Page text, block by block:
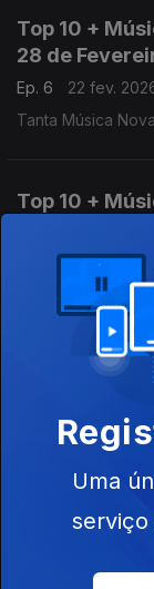
Top 10 +
28 de
Ep. 6
22 fev.
Tanta Música
Top 10 +
15 fev. 2026
Novas Lideranças
Top 10 +
08 fev.
18 jan. 2026
Uma
serviço